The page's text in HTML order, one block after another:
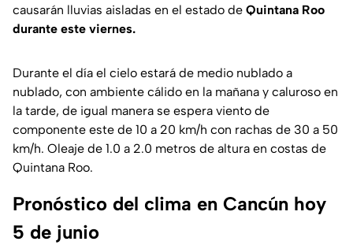
causarán lluvias aisladas en el estado de Quintana Roo
durante este viernes.
Durante el día el cielo estará de medio nublado a
nublado, con ambiente cálido en la mañana y caluroso en
la tarde, de igual manera se espera viento de
componente este de 10 a 20 km/h con rachas de 30 a 50
km/h. Oleaje de 1.0 a 2.0 metros de altura en costas de
Quintana Roo.
Pronóstico del clima en Cancún hoy
5 de junio